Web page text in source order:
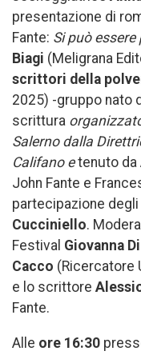
presentazione di
Fante: Si può essere
Biagi (Meligrana
scrittori della
2025) -gruppo nato
scrittura
Salerno dalla
Califanoetenuto da
John Fante e
partecipazione
Cucciniello.
Festival Giovanna
Cacco (Ricercatore
e lo scrittore
Fante.
Alle ore 16:30